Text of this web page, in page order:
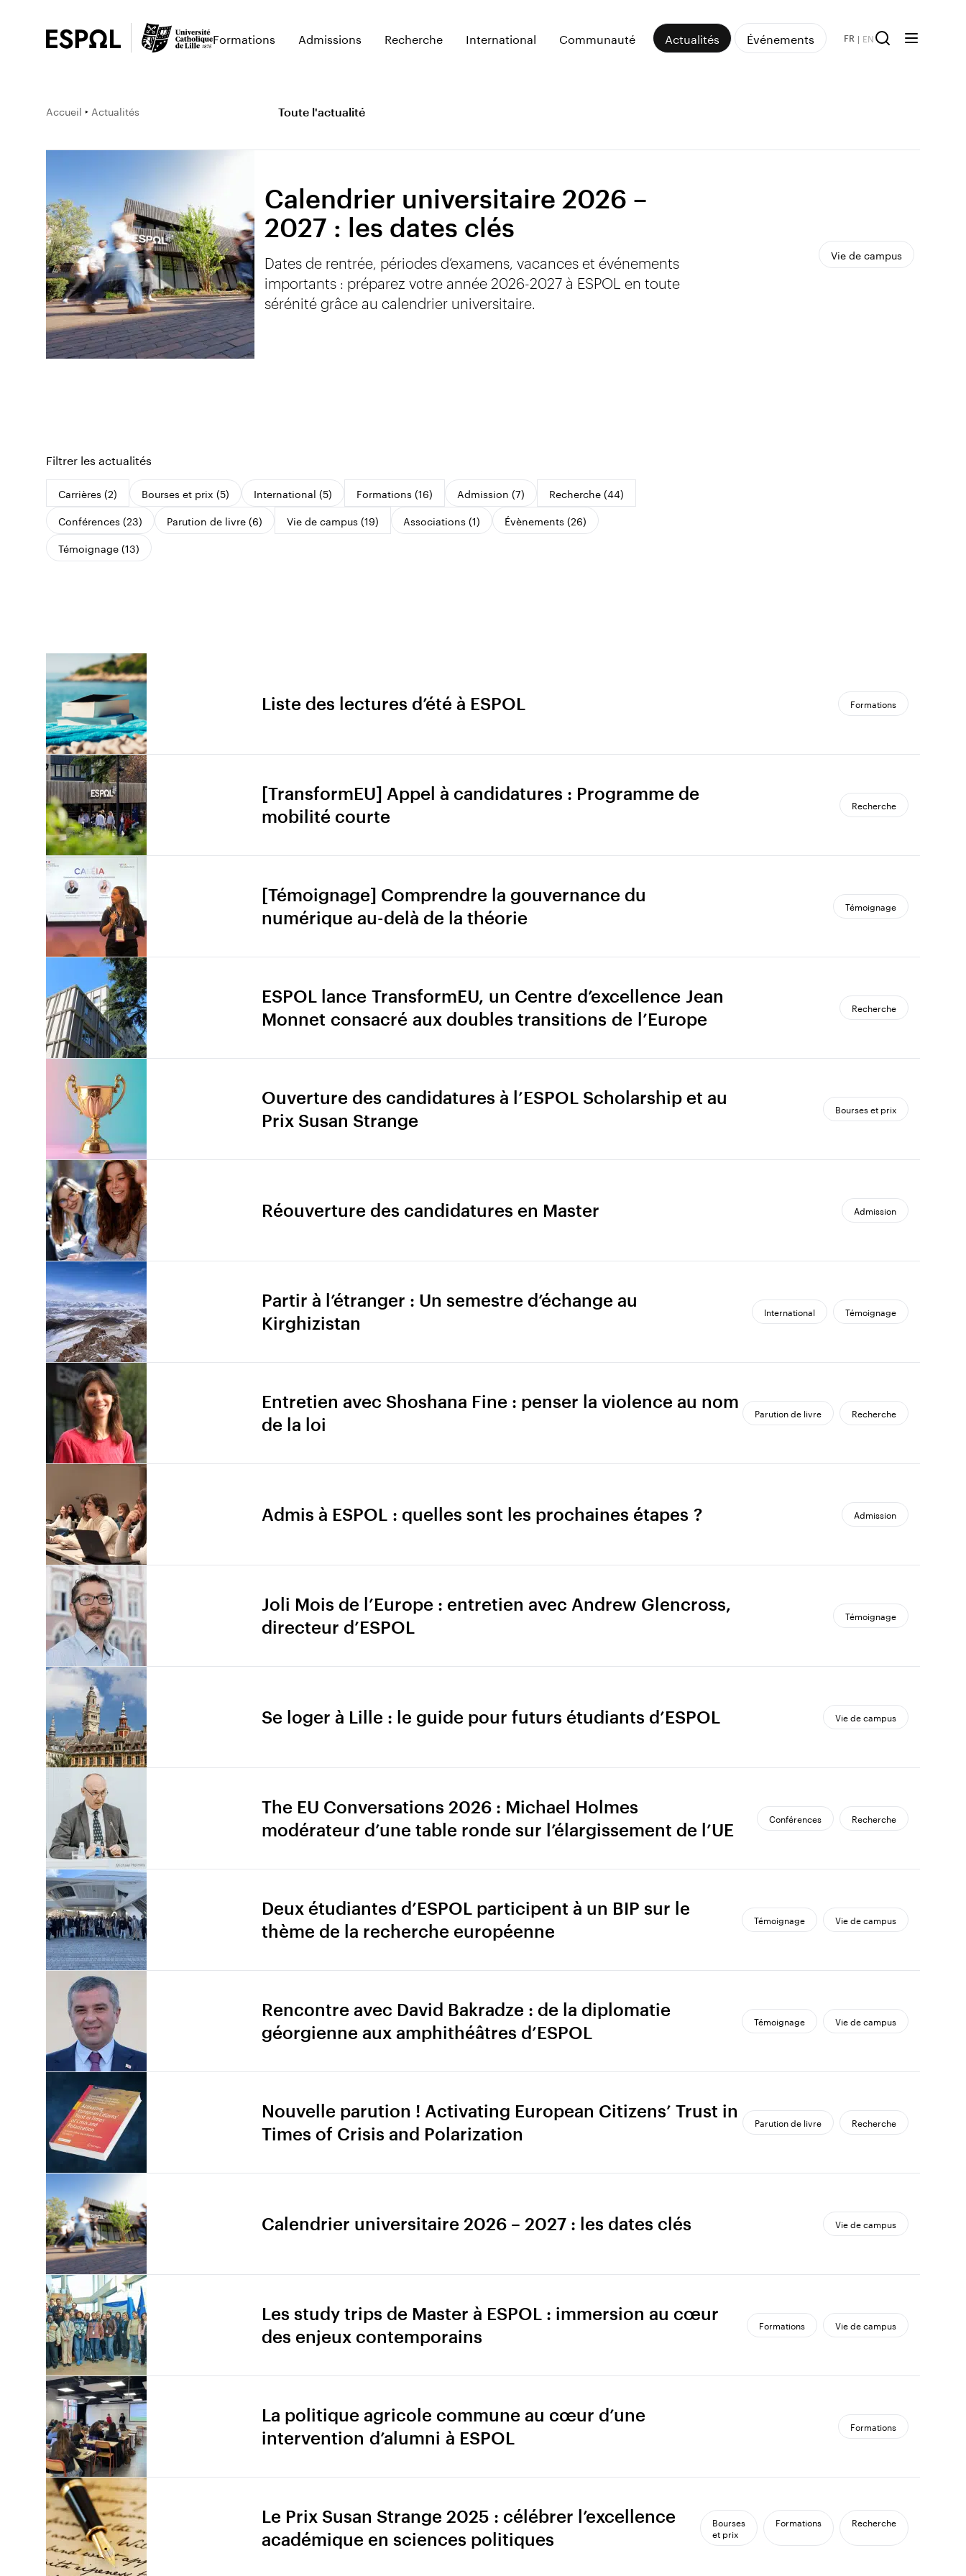
Formations Admissions Recherche International Communauté Actualités Événements FR | EN
Accueil ‣ Actualités Toute l'actualité
Calendrier universitaire 2026 –
2027 : les dates clés
Dates de rentrée, périodes d’examens, vacances et événements
importants : préparez votre année 2026-2027 à ESPOL en toute
sérénité grâce au calendrier universitaire.
Vie de campus
Filtrer les actualités
Carrières (2) Bourses et prix (5) International (5) Formations (16) Admission (7)
Recherche (44)
Conférences (23)
Parution de livre (6) Vie de campus (19) Associations (1)
Évènements (26)
Témoignage (13)
Liste des lectures d’été à ESPOL Formations
[TransformEU] Appel à candidatures : Programme de
mobilité courte
Recherche
[Témoignage] Comprendre la gouvernance du
numérique au-delà de la théorie
Témoignage
ESPOL lance TransformEU, un Centre d’excellence Jean
Monnet consacré aux doubles transitions de l’Europe
Recherche
Ouverture des candidatures à l’ESPOL Scholarship et au
Prix Susan Strange
Bourses et prix
Réouverture des candidatures en Master Admission
Partir à l’étranger : Un semestre d’échange au
Kirghizistan
International Témoignage
Entretien avec Shoshana Fine : penser la violence au nom
de la loi
Parution de livre Recherche
Admis à ESPOL : quelles sont les prochaines étapes ? Admission
Joli Mois de l’Europe : entretien avec Andrew Glencross,
directeur d’ESPOL
Témoignage
Se loger à Lille : le guide pour futurs étudiants d’ESPOL Vie de campus
The EU Conversations 2026 : Michael Holmes
modérateur d’une table ronde sur l’élargissement de l’UE
Conférences Recherche
Deux étudiantes d’ESPOL participent à un BIP sur le
thème de la recherche européenne
Témoignage Vie de campus
Rencontre avec David Bakradze : de la diplomatie
géorgienne aux amphithéâtres d’ESPOL
Témoignage Vie de campus
Nouvelle parution ! Activating European Citizens’ Trust in
Times of Crisis and Polarization
Parution de livre Recherche
Calendrier universitaire 2026 – 2027 : les dates clés Vie de campus
Les study trips de Master à ESPOL : immersion au cœur
des enjeux contemporains
Formations Vie de campus
La politique agricole commune au cœur d’une
intervention d’alumni à ESPOL
Formations
Le Prix Susan Strange 2025 : célébrer l’excellence
académique en sciences politiques
Bourses
et prix
Formations Recherche